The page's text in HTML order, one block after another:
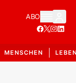
ABO
MENSCHEN